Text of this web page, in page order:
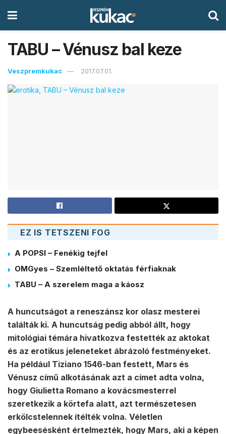
TABU – Vénusz bal keze
Veszpremkukac 2017.07.01.
EZ IS TETSZENI FOG
A POPSI – Fenékig tejfel
OMGyes – Szemléltető oktatás férfiaknak
TABU – A szerelem maga a káosz
A huncutságot a reneszánsz kor olasz mesterei
találták ki. A huncutság pedig abból állt, hogy
mitológiai témára hivatkozva festették az aktokat
és az erotikus jeleneteket ábrázoló festményeket.
Ha például Tiziano 1546-ban festett, Mars és
Vénusz című alkotásának azt a címet adta volna,
hogy Giulietta Romano a kovácsmesterrel
szeretkezik a körtefa alatt, azt természetesen
erkölcstelennek ítélték volna. Véletlen
egybeesésként értelmezték, hogy Mars, aki a képen